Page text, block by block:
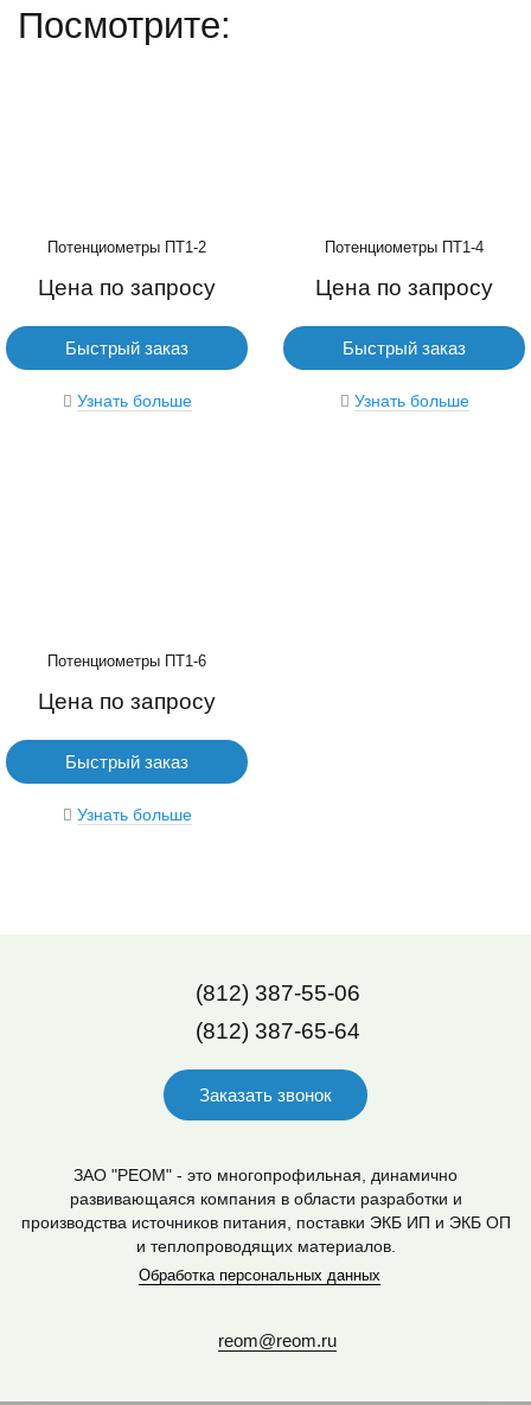
Посмотрите:
Потенциометры ПТ1-2
Цена по запросу
Быстрый заказ
Узнать больше
Потенциометры ПТ1-4
Цена по запросу
Быстрый заказ
Узнать больше
Потенциометры ПТ1-6
Цена по запросу
Быстрый заказ
Узнать больше
(812) 387-55-06
(812) 387-65-64
Заказать звонок
ЗАО "РЕОМ" - это многопрофильная, динамично
развивающаяся компания в области разработки и
производства источников питания, поставки ЭКБ ИП и ЭКБ ОП
и теплопроводящих материалов.
Обработка персональных данных
reom@reom.ru